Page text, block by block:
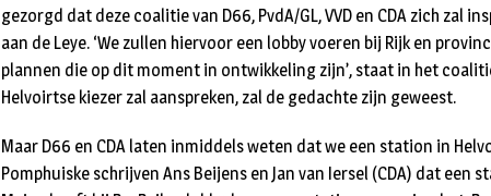
gezorgd dat deze coalitie van D66, PvdA/GL, VVD en CDA zich zal
aan de Leye. ‘We zullen hiervoor een lobby voeren bij Rijk en
plannen die op dit moment in ontwikkeling zijn’, staat in het
Helvoirtse kiezer zal aanspreken, zal de gedachte zijn geweest.
Maar D66 en CDA laten inmiddels weten dat we een station in
Pomphuiske schrijven Ans Beijens en Jan van Iersel (CDA) dat